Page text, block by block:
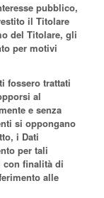
pubblico,
il Titolare
del Titolare, gli
per motivi
fossero trattati
al
e senza
si oppongano
i Dati
per tali
con finalità di
alle